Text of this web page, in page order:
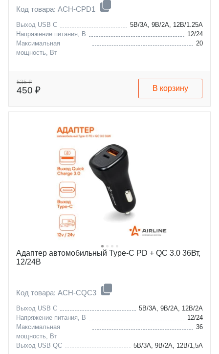
Код товара: ACH-CPD1
Выход USB C
5В/3А, 9В/2А, 12В/1.25А
Напряжение питания, В
12/24
Максимальная
мощность, Вт
20
535 ₽
450 ₽ В корзину
Адаптер автомобильный Type-C PD + QC 3.0 36Вт,
12/24В
Код товара: ACH-CQC3
Выход USB C
5В/3А, 9В/2А, 12В/2А
Напряжение питания, В
12/24
Максимальная
мощность, Вт
36
Выход USB QC 5В/3А, 9В/2А, 12В/1,5А